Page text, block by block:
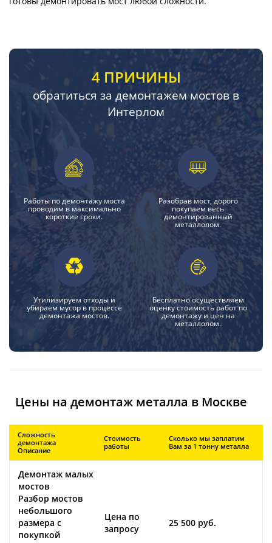
4 ПРИЧИНЫ
обратиться за демонтажем мостов в
Интерлом
Работы по демонтажу моста
проводим в максимально
короткие сроки.
Разобрав мост, дорого
покупаем весь
демонтированный
металлолом.
Утилизируем отходы и
убираем мусор в процессе
демонтажа мостов.
Бесплатно осуществляем
оценку стоимость работ по
демонтажу и цен на
металлолом.
Цены на демонтаж металла в Москве
Сложность
демонтажа
Описание
Стоимость
работы
Сколько мы заплатим
Вам за 1 тонну металла
Демонтаж малых
мостов
Разбор мостов
небольшого
размера с
покупкой
Цена по
запросу
25 500 руб.